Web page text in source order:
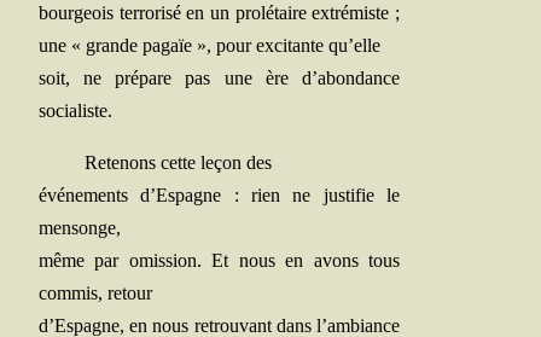
bour­geois ter­ro­ri­sé en un pro­lé­taire extré­miste ;
une « grande pagaïe », pour exci­tante qu’elle
soit, ne pré­pare pas une ère d’abondance
socialiste.
Rete­nons cette leçon des
évé­ne­ments d’Espagne : rien ne jus­ti­fie le
mensonge,
même par omis­sion. Et nous en avons tous
com­mis, retour
d’Espagne, en nous retrou­vant dans l’ambiance